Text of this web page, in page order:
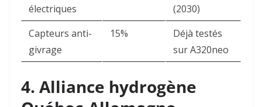
électriques
(2030)
Capteurs anti-
givrage
15%
Déjà testés
sur A320neo
4. Alliance hydrogène